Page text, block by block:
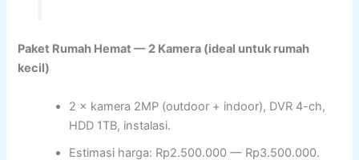
Paket Rumah Hemat — 2 Kamera (ideal untuk rumah
kecil)
2 × kamera 2MP (outdoor + indoor), DVR 4-ch,
HDD 1TB, instalasi.
Estimasi harga: Rp2.500.000 — Rp3.500.000.